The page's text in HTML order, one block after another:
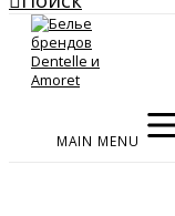
MAIN MENU